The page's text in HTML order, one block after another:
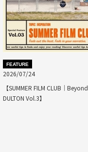
FEATURE
2026/07/24
【SUMMER FILM CLUB｜Beyond
DULTON Vol.3】